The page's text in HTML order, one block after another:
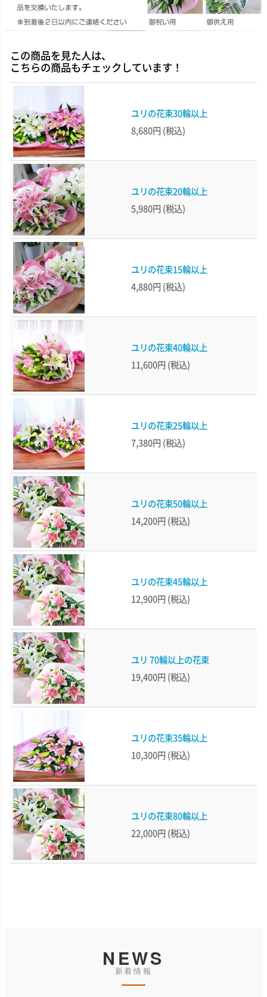
この商品を見た人は、
こちらの商品もチェックしています！
ユリの花束30輪以上
8,680円 (税込)
ユリの花束20輪以上
5,980円 (税込)
ユリの花束15輪以上
4,880円 (税込)
ユリの花束40輪以上
11,600円 (税込)
ユリの花束25輪以上
7,380円 (税込)
ユリの花束50輪以上
14,200円 (税込)
ユリの花束45輪以上
12,900円 (税込)
ユリ 70輪以上の花束
19,400円 (税込)
ユリの花束35輪以上
10,300円 (税込)
ユリの花束80輪以上
22,000円 (税込)